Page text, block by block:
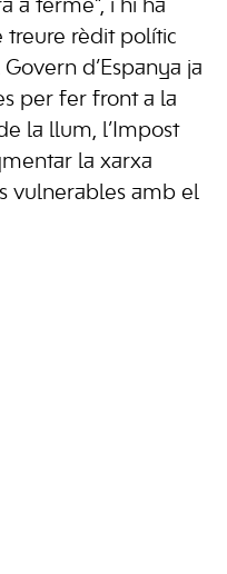
a terme”, i hi ha
treure rèdit polític
d’Espanya ja
per fer front a la
la llum, l’Impost
la xarxa
vulnerables amb el